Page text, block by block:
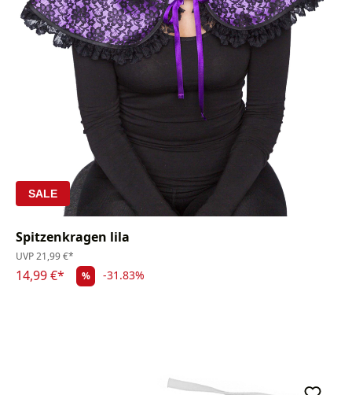
SALE
Spitzenkragen lila
UVP21,99 €*
14,99 €* % -31.83%